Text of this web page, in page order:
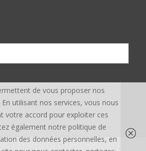
de vous proposer nos
utilisant nos services, vous nous
votre accord pour exploiter ces
également notre politique de
des données personnelles, en